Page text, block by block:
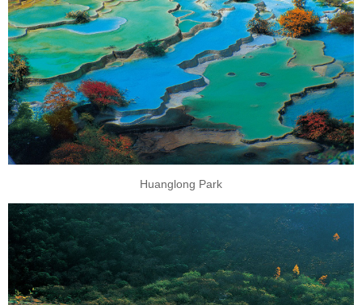
Huanglong Park